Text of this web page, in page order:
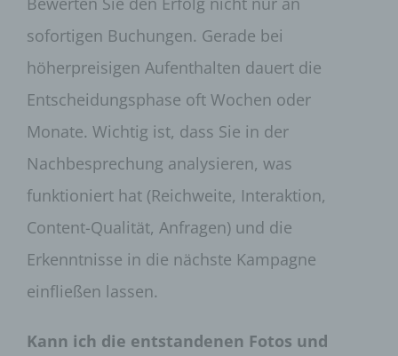
sofortigen Buchungen. Gerade bei
höherpreisigen Aufenthalten dauert die
Entscheidungsphase oft Wochen oder
Monate. Wichtig ist, dass Sie in der
Nachbesprechung analysieren, was
funktioniert hat (Reichweite, Interaktion,
Content-Qualität, Anfragen) und die
Erkenntnisse in die nächste Kampagne
einfließen lassen.
Kann ich die entstandenen Fotos und
dem für die Verarbeitung Verantwortlichen
zuzurechnen ist, nutzt.
Durch eine Registrierung auf der Internetseite des
die vom Internet-Service-Provider (ISP) der
Datum sowie die Uhrzeit der Registrierung
gespeichert. Die Speicherung dieser Daten erfolgt
vor dem Hintergrund, dass nur so der Missbrauch
unserer Dienste verhindert werden kann, und
diese Daten im Bedarfsfall ermöglichen,
begangene Straftaten aufzuklären. Insofern ist die
die Verarbeitung Verantwortlichen erforderlich.
grundsätzlich nicht, sofern keine gesetzliche
der Strafverfolgung dient.